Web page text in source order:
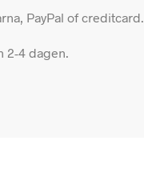
PayPal of creditcard.
2-4 dagen.